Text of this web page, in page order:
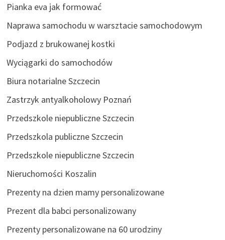
Pianka eva jak formować
Naprawa samochodu w warsztacie samochodowym
Podjazd z brukowanej kostki
Wyciągarki do samochodów
Biura notarialne Szczecin
Zastrzyk antyalkoholowy Poznań
Przedszkole niepubliczne Szczecin
Przedszkola publiczne Szczecin
Przedszkole niepubliczne Szczecin
Nieruchomości Koszalin
Prezenty na dzien mamy personalizowane
Prezent dla babci personalizowany
Prezenty personalizowane na 60 urodziny